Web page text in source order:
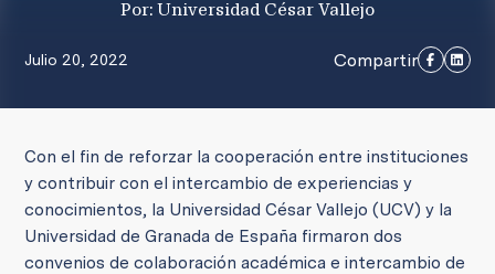
Por: Universidad César Vallejo
Julio 20, 2022 Compartir
Con el fin de reforzar la cooperación entre instituciones
y contribuir con el intercambio de experiencias y
conocimientos, la Universidad César Vallejo (UCV) y la
Universidad de Granada de España firmaron dos
convenios de colaboración académica e intercambio de